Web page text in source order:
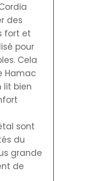
des
fort et
pour
Cela
Hamac
lit bien
sont
du
grande
de